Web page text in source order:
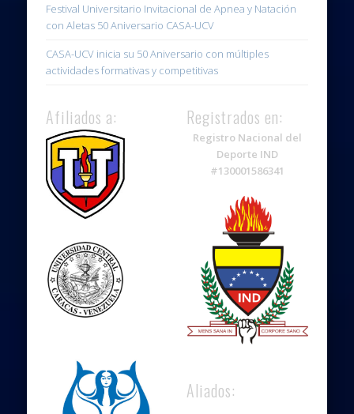
Festival Universitario Invitacional de Apnea y Natación
con Aletas 50 Aniversario CASA-UCV
CASA-UCV inicia su 50 Aniversario con múltiples
actividades formativas y competitivas
Afiliados a: Registrados en:
Registro Nacional del
Deporte IND
#130001586341
Aliados: